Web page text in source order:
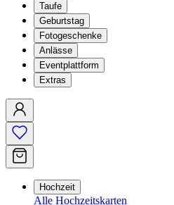
Taufe
Geburtstag
Fotogeschenke
Anlässe
Eventplattform
Extras
Hochzeit
Alle Hochzeitskarten